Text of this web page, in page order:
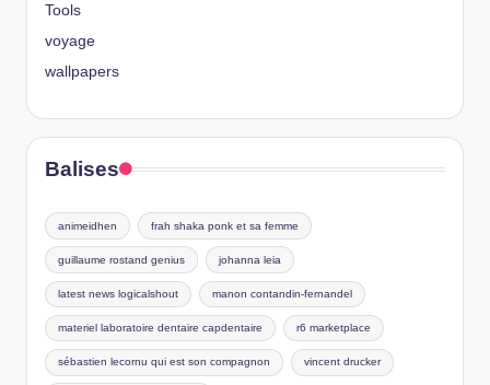
Tools
voyage
wallpapers
Balises
animeidhen frah shaka ponk et sa femme
guillaume rostand genius johanna leia
latest news logicalshout manon contandin-fernandel
materiel laboratoire dentaire capdentaire r6 marketplace
sébastien lecornu qui est son compagnon vincent drucker